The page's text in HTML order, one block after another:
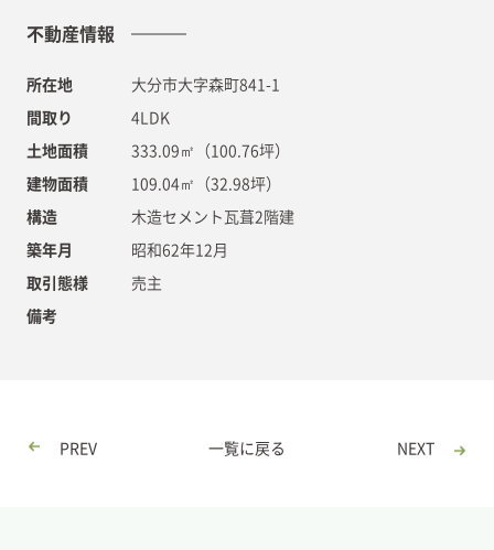
不動産情報
所在地 大分市大字森町841-1
間取り 4LDK
土地面積 333.09㎡（100.76坪）
建物面積 109.04㎡（32.98坪）
構造 木造セメント瓦葺2階建
築年月 昭和62年12月
取引態様 売主
備考
PREV 一覧に戻る NEXT